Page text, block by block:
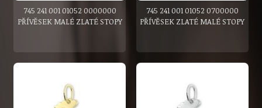
745 241 001 01052 0000000
PŘÍVĚSEK MALÉ ZLATÉ STOPY
745 241 001 01052 0700000
PŘÍVĚSEK ZLATÉ MALÉ STOPY